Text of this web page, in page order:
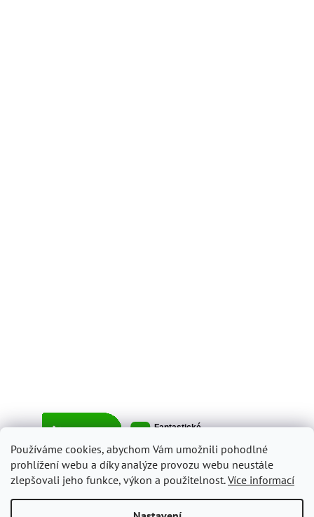
Používáme cookies, abychom Vám umožnili pohodlné
prohlížení webu a díky analýze provozu webu neustále
zlepšovali jeho funkce, výkon a použitelnost.Více informací